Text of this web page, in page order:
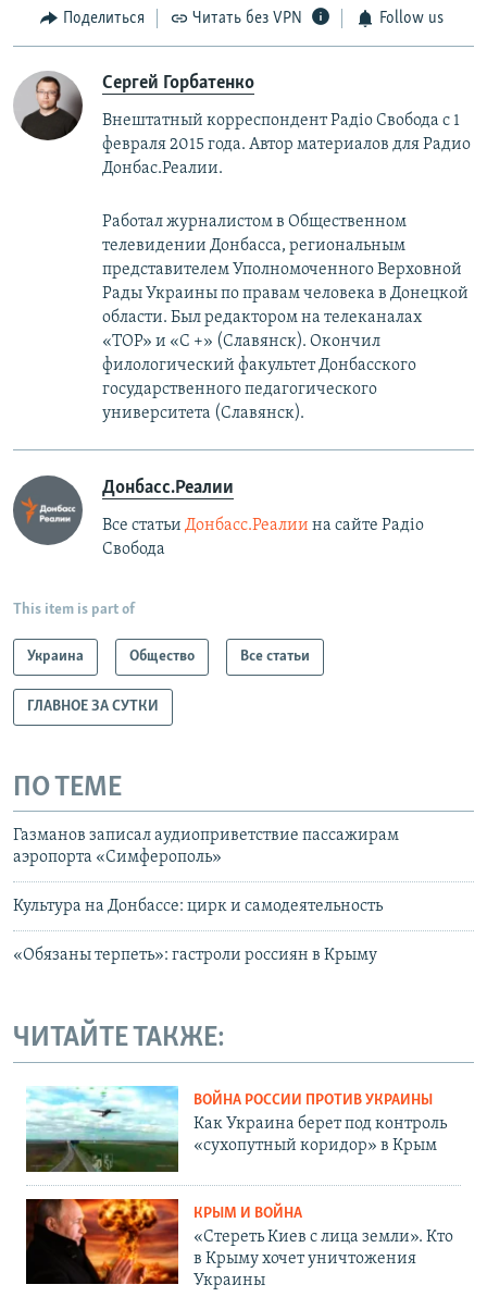
Поделиться Читать без VPN Follow us
Сергей Горбатенко
Внештатный корреспондент Радiо Свобода с 1
февраля 2015 года. Автор материалов для Радио
Донбас.Реалии.
Работал журналистом в Общественном
телевидении Донбасса, региональным
представителем Уполномоченного Верховной
Рады Украины по правам человека в Донецкой
области. Был редактором на телеканалах
«ТОР» и «С +» (Славянск). Окончил
филологический факультет Донбасского
государственного педагогического
университета (Славянск).
Донбасс.Реалии
Все статьи Донбасс.Реалии на сайте Радіо
Свобода
This item is part of
Украина Общество Все статьи
ГЛАВНОЕ ЗА СУТКИ
ПО ТЕМЕ
Газманов записал аудиоприветствие пассажирам
аэропорта «Симферополь»
Культура на Донбассе: цирк и самодеятельность
​​«Обязаны терпеть»: гастроли россиян в Крыму
ЧИТАЙТЕ ТАКЖЕ:
ВОЙНА РОССИИ ПРОТИВ УКРАИНЫ
Как Украина берет под контроль
«сухопутный коридор» в Крым
КРЫМ И ВОЙНА
«Стереть Киев с лица земли». Кто
в Крыму хочет уничтожения
Украины